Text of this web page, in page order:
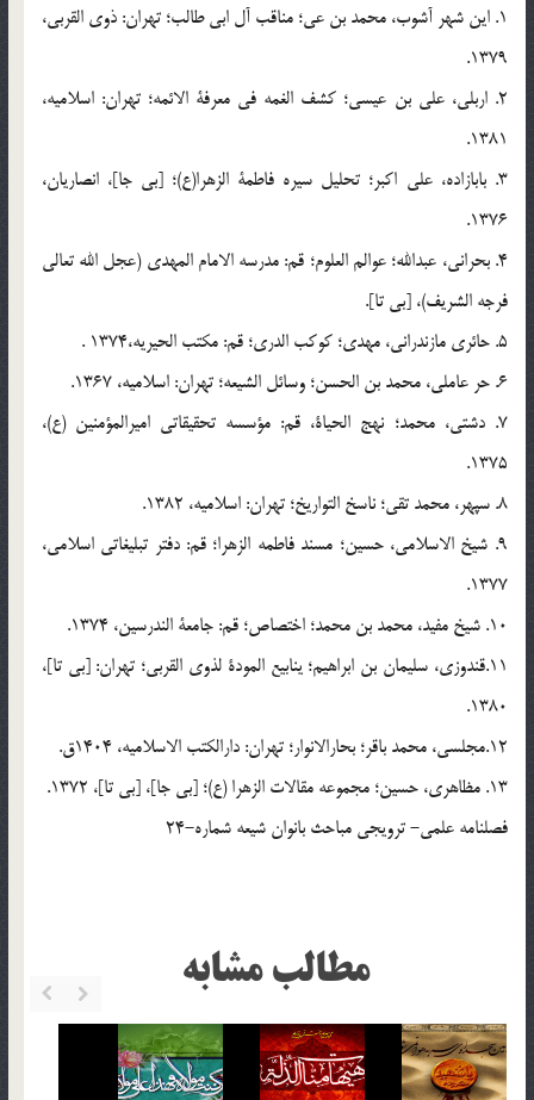
1. این شهر آشوب، محمد بن عی؛ مناقب آل ابی طالب؛ تهران: ذوی القربی،
1379.
2. اربلی، علی بن عیسی؛ کشف الغمه فی معرفة الائمه؛ تهران: اسلامیه،
1381.
3. بابازاده، علی اکبر؛ تحلیل سیره فاطمة الزهرا(ع)؛ [بی جا]، انصاریان،
1376.
4. بحرانی، عبدالله؛ عوالم العلوم؛ قم: مدرسه الامام المهدی (عجل الله تعالی
فرجه الشریف)، [بی تا].
5. حائری مازندرانی، مهدی؛ کوکب الدری؛ قم: مکتب الحیریه،1374 .
6. حر عاملی، محمد بن الحسن؛ وسائل الشیعه؛ تهران: اسلامیه، 1367.
7. دشتی، محمد؛ نهج الحیاة، قم: مؤسسه تحقیقاتی امیرالمؤمنین (ع)،
1375.
8. سپهر، محمد تقی؛ ناسخ التواریخ؛ تهران: اسلامیه، 1382.
9. شیخ الاسلامی، حسین؛ مسند فاطمه الزهرا؛ قم: دفتر تبلیغاتی اسلامی،
1377.
10. شیخ مفید، محمد بن محمد؛ اختصاص؛ قم: جامعة الندرسین، 1374.
11.قندوزی، سلیمان بن ابراهیم؛ ینابیع المودة لذوی القربی؛ تهران: [بی تا]،
1380.
12.مجلسی، محمد باقر؛ بحارالانوار؛ تهران: دارالکتب الاسلامیه، 1404ق.
13. مظاهری، حسین؛ مجموعه مقالات الزهرا (ع)؛ [بی جا]، [بی تا]، 1372.
فصلنامه علمی- ترویجی مباحث بانوان شیعه شماره-24
مطالب مشابه